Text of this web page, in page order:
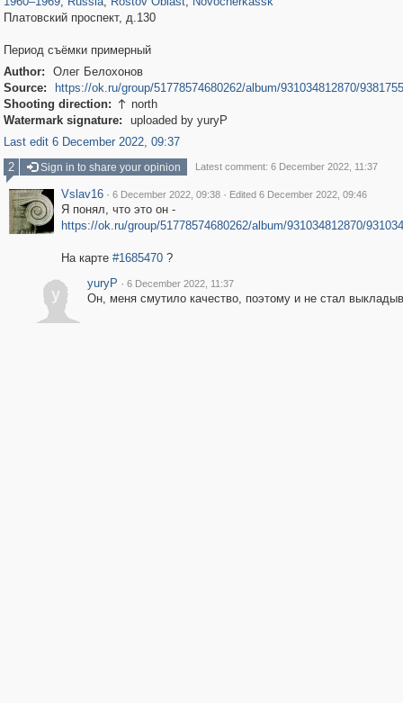
Платовский проспект, д.130
Период съёмки примерный
Author:
Олег Белохонов
Source:
https://ok.ru/group/51778574680262/album/931034812870/
Shooting direction:  north
Watermark signature:
uploaded by yuryP
Last edit 6 December 2022, 09:37
2
Sign in to share your opinion Latest comment: 6 December 2022, 11:37
Vslav16 · 6 December 2022, 09:38 · Edited 6 December 2022, 09:46
Я понял, что это он -
https://ok.ru/group/51778574680262/album/931034812870/
На карте #1685470?
y
yuryP · 6 December 2022, 11:37
Он, меня смутило качество, поэтому и не стал